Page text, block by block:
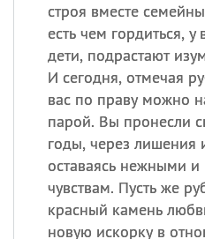
строя вместе
есть чем гордиться, у
дети, подрастают
И сегодня, отмечая
вас по праву можно
парой. Вы пронесли
годы, через лишения
оставаясь нежными
чувствам. Пусть же
красный камень
новую искорку в